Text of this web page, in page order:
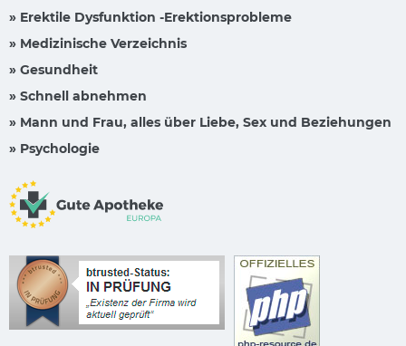
» Erektile Dysfunktion -Erektionsprobleme
» Medizinische Verzeichnis
» Gesundheit
» Schnell abnehmen
» Mann und Frau, alles über Liebe, Sex und Beziehungen
» Psychologie